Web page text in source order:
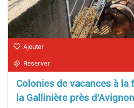
Ajouter
Réserver
Colonies de vacances à la
la Gallinière près